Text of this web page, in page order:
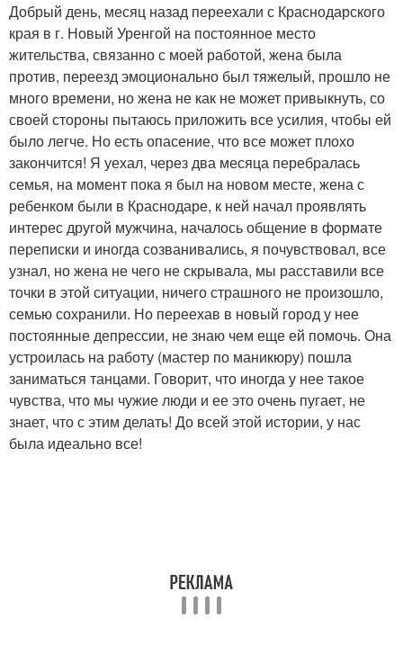
Добрый день, месяц назад переехали с Краснодарского
края в г. Новый Уренгой на постоянное место
жительства, связанно с моей работой, жена была
против, переезд эмоционально был тяжелый, прошло не
много времени, но жена не как не может привыкнуть, со
своей стороны пытаюсь приложить все усилия, чтобы ей
было легче. Но есть опасение, что все может плохо
закончится! Я уехал, через два месяца перебралась
семья, на момент пока я был на новом месте, жена с
ребенком были в Краснодаре, к ней начал проявлять
интерес другой мужчина, началось общение в формате
переписки и иногда созванивались, я почувствовал, все
узнал, но жена не чего не скрывала, мы расставили все
точки в этой ситуации, ничего страшного не произошло,
семью сохранили. Но переехав в новый город у нее
постоянные депрессии, не знаю чем еще ей помочь. Она
устроилась на работу (мастер по маникюру) пошла
заниматься танцами. Говорит, что иногда у нее такое
чувства, что мы чужие люди и ее это очень пугает, не
знает, что с этим делать! До всей этой истории, у нас
была идеально все!